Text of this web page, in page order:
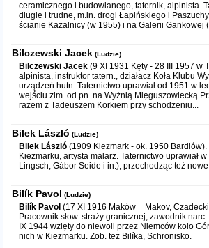
ceramicznego i budowlanego, taternik, alpinista.
długie i trudne, m.in. drogi Łapińskiego i
ścianie Kazalnicy (w 1955) i na Galerii Gankowej
Bilczewski Jacek (Ludzie)
Bilczewski Jacek (9 XI 1931 Kęty - 28 III 1957 w
alpinista, instruktor tatern., działacz Koła Klubu
urządzeń hutn. Taternictwo uprawiał od 1951 w
wejściu zim. od pn. na Wyżnią Mięguszowiecką
razem z Tadeuszem Korkiem przy schodzeniu...
Bilek László (Ludzie)
Bilek László (1909 Kiezmark - ok. 1950
Kiezmarku, artysta malarz. Taternictwo uprawiał
Lingsch, Gábor Seide i in.), przechodząc też
Bilík Pavol (Ludzie)
Bilík Pavol (17 XI 1916 Maków = Makov,
Pracownik słow. straży granicznej, zawodnik
IX 1944 wzięty do niewoli przez Niemców koło
nich w Kiezmarku. Zob. też Bilíka, Schronisko.